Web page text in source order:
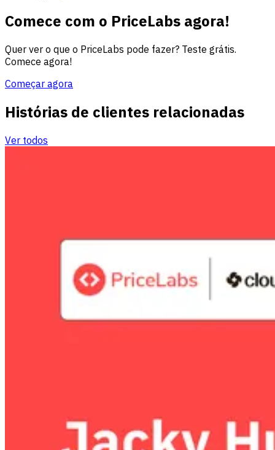
Comece com o PriceLabs agora!
Quer ver o que o PriceLabs pode fazer? Teste grátis.
Comece agora!
Começar agora
Histórias de clientes relacionadas
Ver todos